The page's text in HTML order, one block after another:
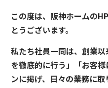
この度は、阪神ホームの
とうございます。
私たち社員一同は、創業
を徹底的に行う」「お客
ンに掲げ、日々の業務に取